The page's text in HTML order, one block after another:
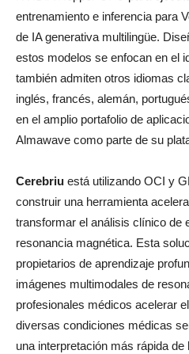
entrenamiento e inferencia para
de IA generativa multilingüe.
estos modelos se enfocan en el
también admiten otros idiomas
inglés, francés, alemán,
en el amplio portafolio de
Almawave como parte de su
Cerebriu está utilizando OCI y
construir una herramienta
transformar el análisis clínico de
resonancia magnética. Esta
propietarios de aprendizaje
imágenes multimodales de
profesionales médicos acelerar
diversas condiciones médicas
una interpretación más rápida